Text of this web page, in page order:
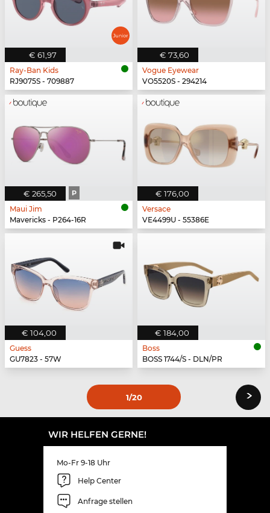
€ 61,97
Ray-Ban Kids
RJ9075S - 709887
€ 73,60
Vogue Eyewear
VO5520S - 294214
€ 265,50 P
Maui Jim
Mavericks - P264-16R
€ 176,00
Versace
VE4499U - 55386E
€ 104,00
Guess
GU7823 - 57W
€ 184,00
Boss
BOSS 1744/S - DLN/PR
1/20 ›
WIR HELFEN GERNE!
Mo-Fr 9-18 Uhr
Help Center
Anfrage stellen